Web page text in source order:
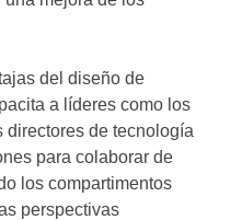
del diseño de
a líderes como los
directores de tecnología
para colaborar de
los compartimentos
perspectivas